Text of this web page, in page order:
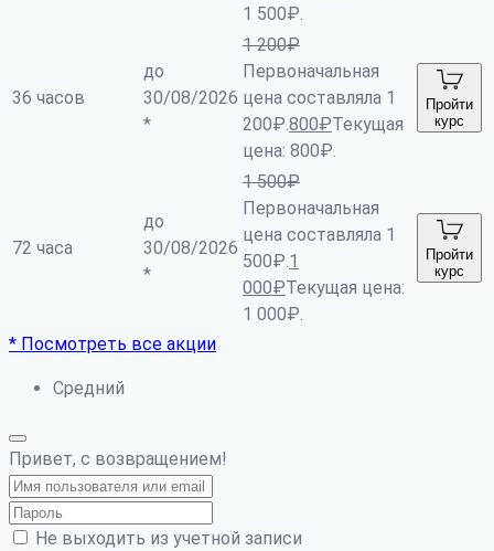
1 500₽.
36 часов
до
30/08/2026
*
1 200₽
Первоначальная
цена составляла 1
200₽.800₽Текущая
цена: 800₽.
Пройти
курс
72 часа
до
30/08/2026
*
1 500₽
Первоначальная
цена составляла 1
500₽.1
000₽Текущая цена:
1 000₽.
Пройти
курс
* Посмотреть все акции
Средний
Привет, с возвращением!
Не выходить из учетной записи